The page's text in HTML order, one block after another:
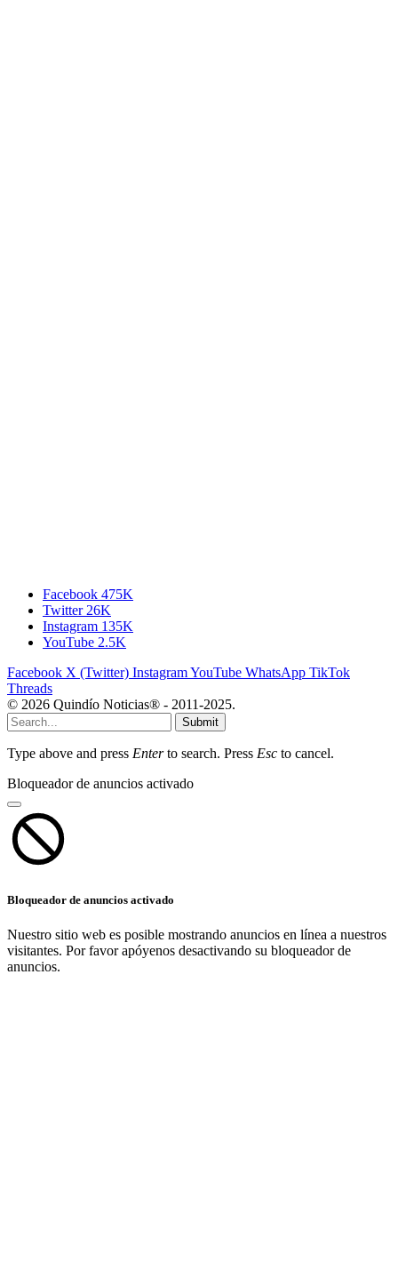
Facebook 475K
Twitter 26K
Instagram 135K
YouTube 2.5K
Facebook X (Twitter) InstagramYouTube WhatsApp TikTok
Threads
© 2026 Quindío Noticias® - 2011-2025.
Submit
Type above and press Enterto search. Press Esc to cancel.
Bloqueador de anuncios activado
Bloqueador de anuncios activado
Nuestro sitio web es posible mostrando anuncios en línea a nuestros
visitantes. Por favor apóyenos desactivando su bloqueador de
anuncios.